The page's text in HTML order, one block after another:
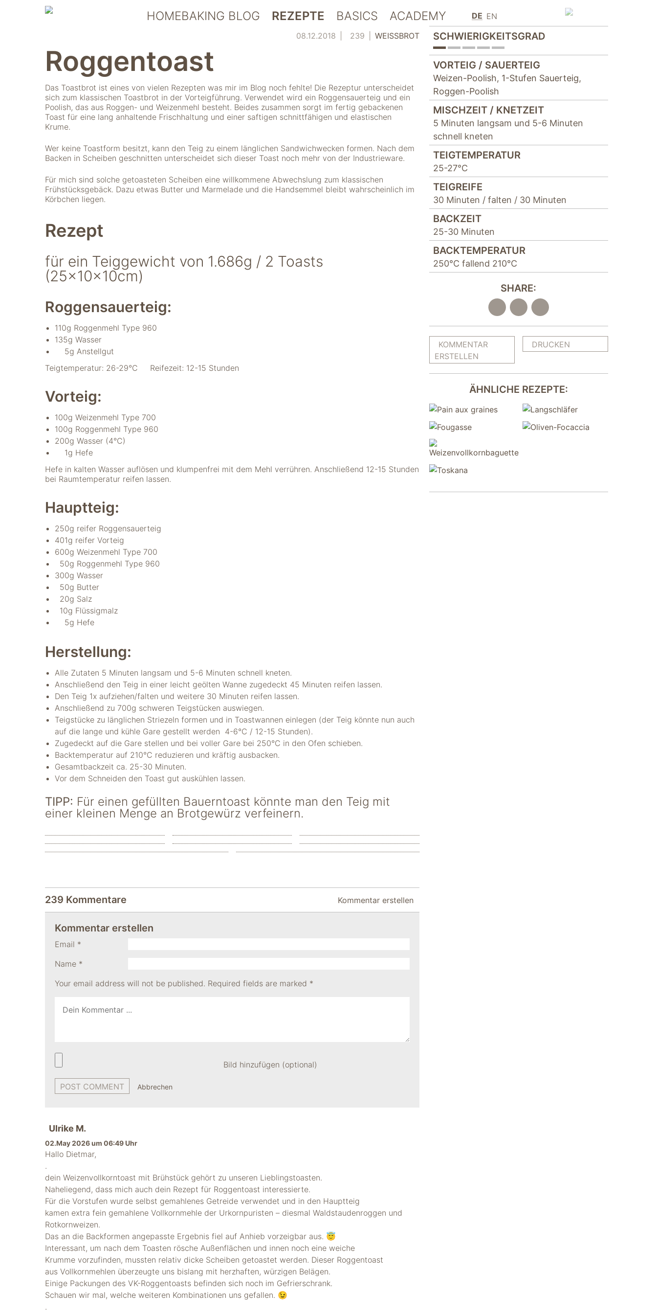
HOMEBAKING BLOG REZEPTE BASICS ACADEMY DE EN
08.12.2018 239 WEISSBROT
Roggentoast
Das Toastbrot ist eines von vielen Rezepten was mir im Blog noch fehlte! Die Rezeptur unterscheidet
sich zum klassischen Toastbrot in der Vorteigführung. Verwendet wird ein Roggensauerteig und ein
Poolish, das aus Roggen- und Weizenmehl besteht. Beides zusammen sorgt im fertig gebackenen
Toast für eine lang anhaltende Frischhaltung und einer saftigen schnittfähigen und elastischen
Krume.
Wer keine Toastform besitzt, kann den Teig zu einem länglichen Sandwichwecken formen. Nach dem
Backen in Scheiben geschnitten unterscheidet sich dieser Toast noch mehr von der Industrieware.
Für mich sind solche getoasteten Scheiben eine willkommene Abwechslung zum klassischen
Frühstücksgebäck. Dazu etwas Butter und Marmelade und die Handsemmel bleibt wahrscheinlich im
Körbchen liegen.
Rezept
für ein Teiggewicht von 1.686g / 2 Toasts
(25x10x10cm)
Roggensauerteig:
110g Roggenmehl Type 960
135g Wasser
5g Anstellgut
Teigtemperatur: 26-29°C Reifezeit: 12-15 Stunden
Vorteig:
100g Weizenmehl Type 700
100g Roggenmehl Type 960
200g Wasser (4°C)
1g Hefe
Hefe in kalten Wasser auflösen und klumpenfrei mit dem Mehl verrühren. Anschließend 12-15 Stunden
bei Raumtemperatur reifen lassen.
Hauptteig:
250g reifer Roggensauerteig
401g reifer Vorteig
600g Weizenmehl Type 700
50g Roggenmehl Type 960
300g Wasser
50g Butter
20g Salz
10g Flüssigmalz
5g Hefe
Herstellung:
Alle Zutaten 5 Minuten langsam und 5-6 Minuten schnell kneten.
Anschließend den Teig in einer leicht geölten Wanne zugedeckt 45 Minuten reifen lassen.
Den Teig 1x aufziehen/falten und weitere 30 Minuten reifen lassen.
Anschließend zu 700g schweren Teigstücken auswiegen.
Teigstücke zu länglichen Striezeln formen und in Toastwannen einlegen (der Teig könnte nun auch
auf die lange und kühle Gare gestellt werden 4-6°C / 12-15 Stunden).
Zugedeckt auf die Gare stellen und bei voller Gare bei 250°C in den Ofen schieben.
Backtemperatur auf 210°C reduzieren und kräftig ausbacken.
Gesamtbackzeit ca. 25-30 Minuten.
Vor dem Schneiden den Toast gut auskühlen lassen.
TIPP: Für einen gefüllten Bauerntoast könnte man den Teig mit
einer kleinen Menge an Brotgewürz verfeinern.
SCHWIERIGKEITSGRAD
VORTEIG / SAUERTEIG
Weizen-Poolish, 1-Stufen Sauerteig,
Roggen-Poolish
MISCHZEIT / KNETZEIT
5 Minuten langsam und 5-6 Minuten
schnell kneten
TEIGTEMPERATUR
25-27°C
TEIGREIFE
30 Minuten / falten / 30 Minuten
BACKZEIT
25-30 Minuten
BACKTEMPERATUR
250°C fallend 210°C
SHARE:
KOMMENTAR
ERSTELLEN
DRUCKEN
ÄHNLICHE REZEPTE:
239 Kommentare Kommentar erstellen
Kommentar erstellen
Your email address will not be published. Required fields are marked *
Name *
Email *
Bild hinzufügen (optional)
Abbrechen
Ulrike M.
02.May 2026 um 06:49 Uhr
Hallo Dietmar,
.
dein Weizenvollkorntoast mit Brühstück gehört zu unseren Lieblingstoasten.
Naheliegend, dass mich auch dein Rezept für Roggentoast interessierte.
Für die Vorstufen wurde selbst gemahlenes Getreide verwendet und in den Hauptteig
kamen extra fein gemahlene Vollkornmehle der Urkornpuristen – diesmal Waldstaudenroggen und
Rotkornweizen.
Das an die Backformen angepasste Ergebnis fiel auf Anhieb vorzeigbar aus. 😇
Interessant, um nach dem Toasten rösche Außenflächen und innen noch eine weiche
Krumme vorzufinden, mussten relativ dicke Scheiben getoastet werden. Dieser Roggentoast
aus Vollkornmehlen überzeugte uns bislang mit herzhaften, würzigen Belägen.
Einige Packungen des VK-Roggentoasts befinden sich noch im Gefrierschrank.
Schauen wir mal, welche weiteren Kombinationen uns gefallen. 😉
.
Diese Cookies
sind für die
Funktionsweise
notwendig.
Statistiken
Um Funktion und
Struktur der Website
zu verbessern,
verwenden wir
Tools zur Erfassung
Nutzungsstatistiken.
Wir verwenden
Nutzungsstatistiken
Marketing
Diese Cookies
ermöglichen eine
Personalisierung
auf Basis dessen,
was Sie auf unserer
Website ansehen.
Diese und andere
modifiziert, dass sie
Identifizierung Ihrer
Person verwendet
werden können
(pseudomisiert),
und können an
Drittpartner
weitergegeben
werden, die sie
möglicherweise
verwenden, um
Anzeigen an Ihr
Profil anzupassen.
Deaktivierung
dieser Cookies wird
die Werbung nicht
wird lediglich nicht
Nutzungsstatistiken